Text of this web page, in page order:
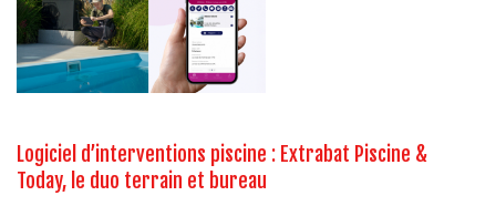
Logiciel d’interventions piscine : Extrabat Piscine &
Today, le duo terrain et bureau